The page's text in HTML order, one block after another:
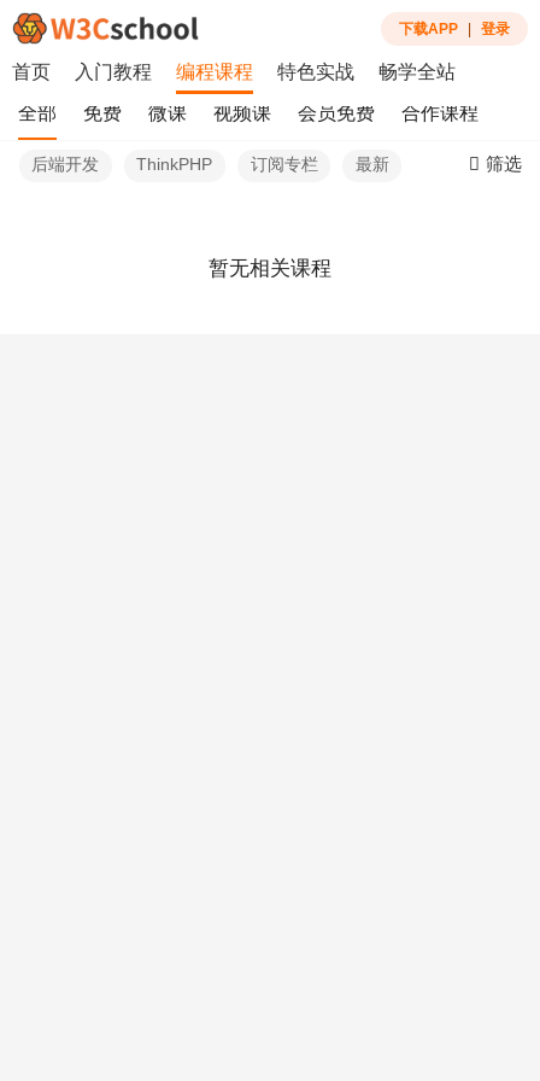
下载APP 登录
首页 入门教程 编程课程 特色实战 畅学全站
全部 免费 微课 视频课 会员免费 合作课程
后端开发 ThinkPHP 订阅专栏 最新 筛选
暂无相关课程